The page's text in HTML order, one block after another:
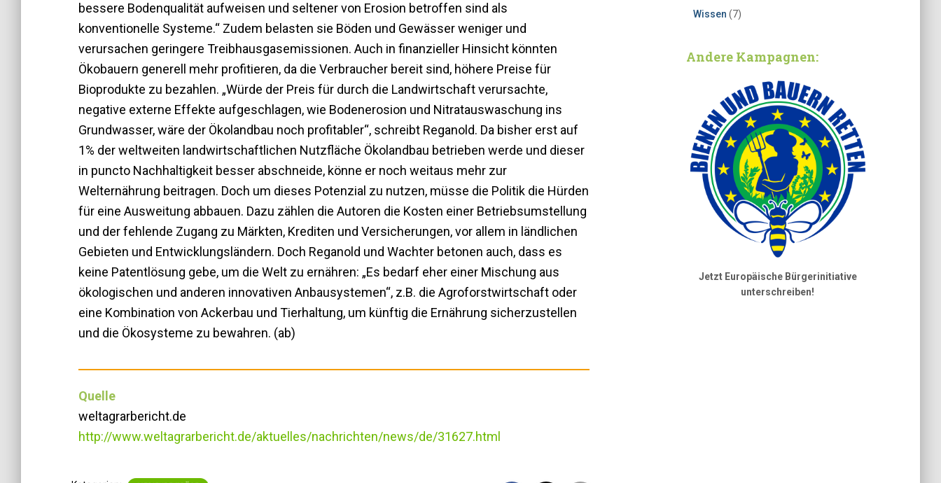
bessere Bodenqualität aufweisen und seltener von Erosion betroffen sind als
konventionelle Systeme.“ Zudem belasten sie Böden und Gewässer weniger und
verursachen geringere Treibhausgasemissionen. Auch in finanzieller Hinsicht könnten
Ökobauern generell mehr profitieren, da die Verbraucher bereit sind, höhere Preise für
Bioprodukte zu bezahlen. „Würde der Preis für durch die Landwirtschaft verursachte,
negative externe Effekte aufgeschlagen, wie Bodenerosion und Nitratauswaschung ins
Grundwasser, wäre der Ökolandbau noch profitabler“, schreibt Reganold. Da bisher erst auf
1% der weltweiten landwirtschaftlichen Nutzfläche Ökolandbau betrieben werde und dieser
in puncto Nachhaltigkeit besser abschneide, könne er noch weitaus mehr zur
Welternährung beitragen. Doch um dieses Potenzial zu nutzen, müsse die Politik die Hürden
für eine Ausweitung abbauen. Dazu zählen die Autoren die Kosten einer Betriebsumstellung
und der fehlende Zugang zu Märkten, Krediten und Versicherungen, vor allem in ländlichen
Gebieten und Entwicklungsländern. Doch Reganold und Wachter betonen auch, dass es
keine Patentlösung gebe, um die Welt zu ernähren: „Es bedarf eher einer Mischung aus
ökologischen und anderen innovativen Anbausystemen“, z.B. die Agroforstwirtschaft oder
eine Kombination von Ackerbau und Tierhaltung, um künftig die Ernährung sicherzustellen
und die Ökosysteme zu bewahren. (ab)
Quelle
weltagrarbericht.de
http://www.weltagrarbericht.de/aktuelles/nachrichten/news/de/31627.html
Wissen (7)
Andere Kampagnen:
Jetzt Europäische Bürgerinitiative
unterschreiben!